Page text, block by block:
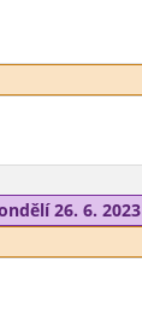
26. 6. 2023